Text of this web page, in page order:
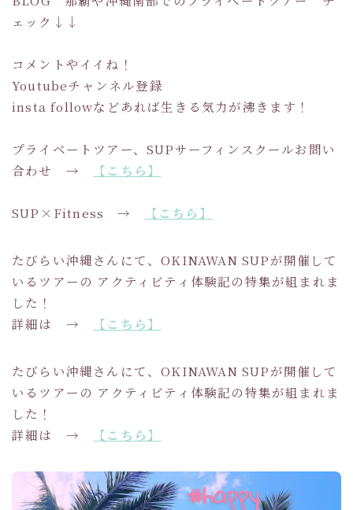
ェック↓↓
コメントやイイね！
Youtubeチャンネル登録
insta followなどあれば生きる気力が沸きます！
プライベートツアー、SUPサーフィンスクールお問い
合わせ →
【こちら】
SUP×Fitness → 【こちら】
たびらい沖縄さんにて、OKINAWAN SUPが開催して
いるツアーの アクティビティ体験記の特集が組まれま
した！
詳細は →
【こちら】
たびらい沖縄さんにて、OKINAWAN SUPが開催して
いるツアーの アクティビティ体験記の特集が組まれま
した！
詳細は →
【こちら】